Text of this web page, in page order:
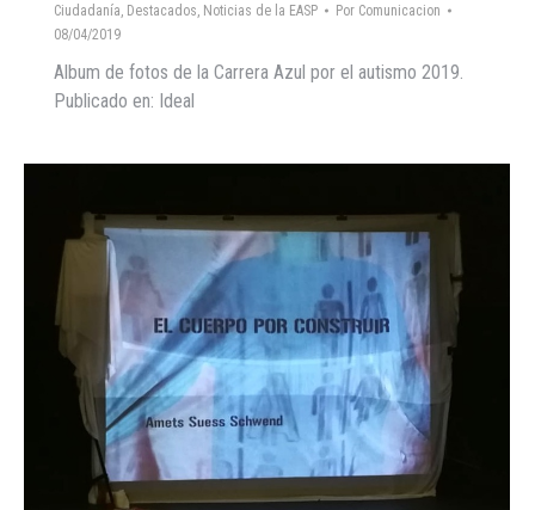
Ciudadanía, Destacados, Noticias de la EASP Por Comunicacion
08/04/2019
Album de fotos de la Carrera Azul por el autismo 2019.
Publicado en: Ideal